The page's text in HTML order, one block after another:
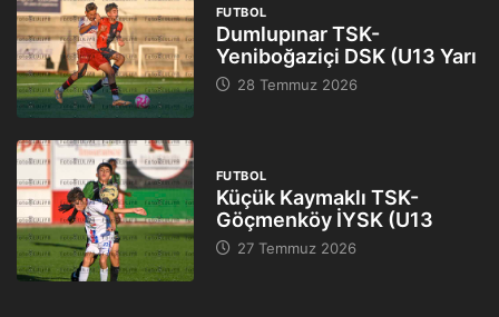
FUTBOL
Dumlupınar TSK-
Yeniboğaziçi DSK (U13 Yarı
28 Temmuz 2026
FUTBOL
Küçük Kaymaklı TSK-
Göçmenköy İYSK (U13
27 Temmuz 2026